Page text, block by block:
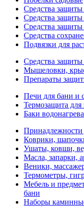
Средства защиты
Средства защиты
Средства
Средства
Подвязки для
Средства защиты
Мышеловки,
Препараты
Печи для бани и
Термозащита для
Баки
Принадлежности
Коврики,
Ушаты, ковши,
Масла, запарки,
Веники,
Термометры,
Мебель и
бани
Наборы